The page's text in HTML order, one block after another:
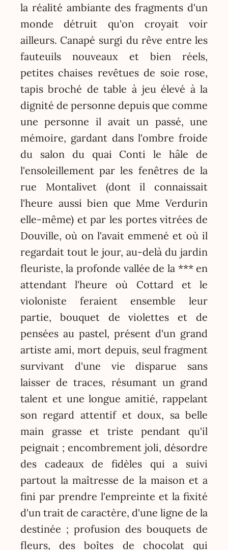
la réalité ambiante des fragments d'un
monde détruit qu'on croyait voir
ailleurs. Canapé surgi du rêve entre les
fauteuils nouveaux et bien réels,
petites chaises revêtues de soie rose,
tapis broché de table à jeu élevé à la
dignité de personne depuis que comme
une personne il avait un passé, une
mémoire, gardant dans l'ombre froide
du salon du quai Conti le hâle de
l'ensoleillement par les fenêtres de la
rue Montalivet (dont il connaissait
l'heure aussi bien que Mme Verdurin
elle-même) et par les portes vitrées de
Douville, où on l'avait emmené et où il
regardait tout le jour, au-delà du jardin
fleuriste, la profonde vallée de la *** en
attendant l'heure où Cottard et le
violoniste feraient ensemble leur
partie, bouquet de violettes et de
pensées au pastel, présent d'un grand
artiste ami, mort depuis, seul fragment
survivant d'une vie disparue sans
laisser de traces, résumant un grand
talent et une longue amitié, rappelant
son regard attentif et doux, sa belle
main grasse et triste pendant qu'il
peignait ; encombrement joli, désordre
des cadeaux de fidèles qui a suivi
partout la maîtresse de la maison et a
fini par prendre l'empreinte et la fixité
d'un trait de caractère, d'une ligne de la
destinée ; profusion des bouquets de
fleurs, des boîtes de chocolat qui